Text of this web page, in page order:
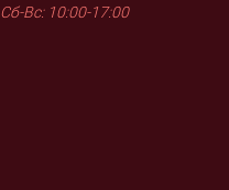
Сб-Вс: 10:00-17:00